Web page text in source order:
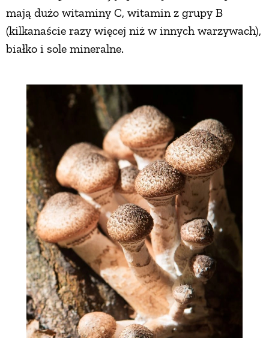
mają dużo witaminy C, witamin z grupy B
(kilkanaście razy więcej niż w innych warzywach),
białko i sole mineralne.